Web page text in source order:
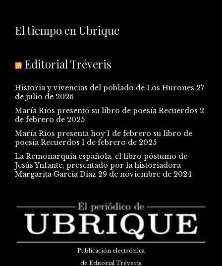
El tiempo en Ubrique
Editorial Tréveris
Historia y vivencias del poblado de Los Hurones 27
de julio de 2026
María Ríos presentó su libro de poesía Recuerdos 2
de febrero de 2025
María Ríos presenta hoy 1 de febrero su libro de
poesía Recuerdos 1 de febrero de 2025
La Remonarquía española, el libro póstumo de
Jesús Ynfante, presentado por la historiadora
Margarita García Díaz 29 de noviembre de 2024
Publicación electrónica
de Editorial Tréveris